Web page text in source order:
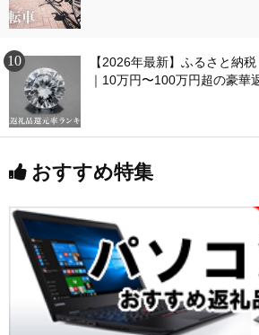
【2026年最新】ふるさと納
｜10万円〜100万円超の豪華
おすすめ特集